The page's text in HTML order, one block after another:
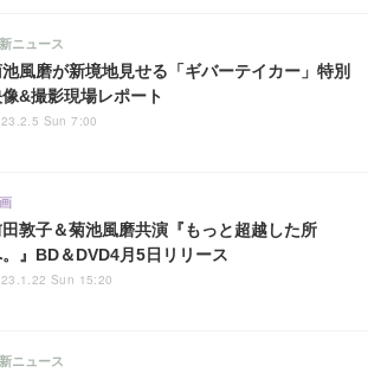
風磨が新境地見せる「ギバーテイカー」特別
像&撮影現場レポート
ニュース
Sun 7:00
敦子＆菊池風磨共演『もっと超越した所
』BD＆DVD4月5日リリース
Sun 15:20
ニュース